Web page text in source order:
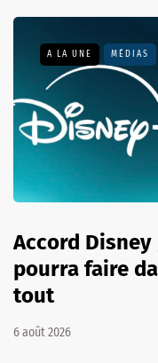
A LA UNE MÉDIAS
Accord
pourra faire
tout
6 août 2026